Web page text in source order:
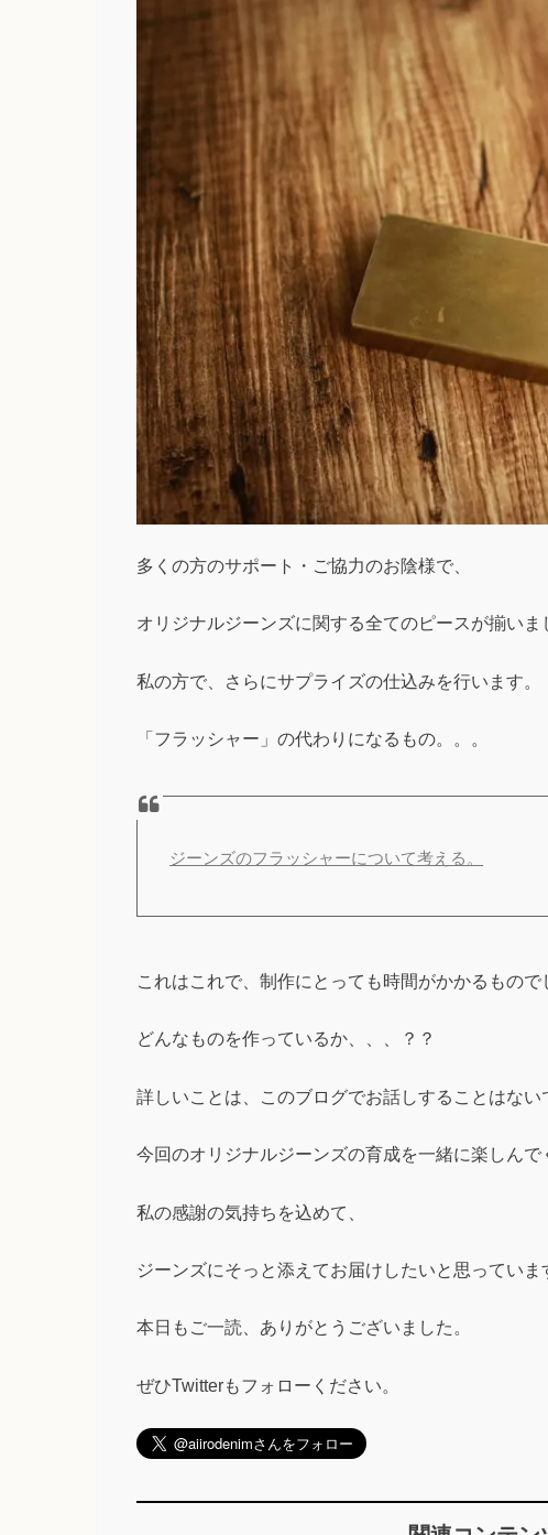
多くの方のサポート・ご協力のお陰様で、
オリジナルジーンズに関する全てのピースが揃いま
私の方で、さらにサプライズの仕込みを行います。
「フラッシャー」の代わりになるもの。。。
ジーンズのフラッシャーについて考える。
これはこれで、制作にとっても時間がかかるもので
どんなものを作っているか、、、？？
詳しいことは、このブログでお話しすることはない
今回のオリジナルジーンズの育成を一緒に楽しんで
私の感謝の気持ちを込めて、
ジーンズにそっと添えてお届けしたいと思っていま
本日もご一読、ありがとうございました。
ぜひTwitterもフォローください。